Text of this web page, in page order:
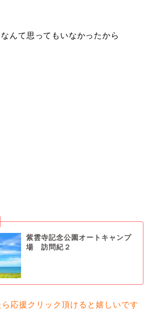
んて思ってもいなかったから
紫雲寺記念公園オートキャンプ
場 訪問紀２
応援クリック頂けると嬉しいです